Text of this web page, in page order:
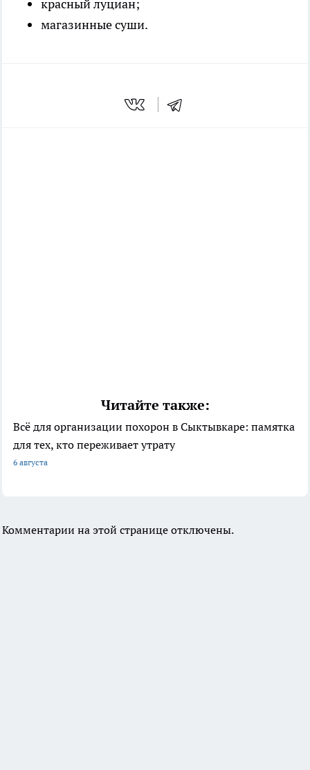
красный луциан;
магазинные суши.
Читайте также:
Всё для организации похорон в Сыктывкаре: памятка
для тех, кто переживает утрату
6 августа
Комментарии на этой странице отключены.